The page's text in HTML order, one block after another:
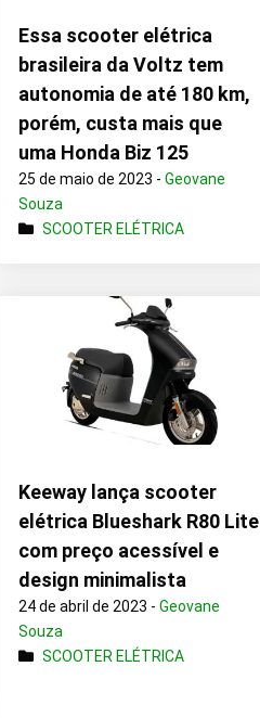
Essa scooter elétrica
brasileira da Voltz tem
autonomia de até 180 km,
porém, custa mais que
uma Honda Biz 125
25 de maio de 2023 -Geovane
Souza
SCOOTER ELÉTRICA
Keeway lança scooter
elétrica Blueshark R80 Lite
com preço acessível e
design minimalista
24 de abril de 2023 -Geovane
Souza
SCOOTER ELÉTRICA